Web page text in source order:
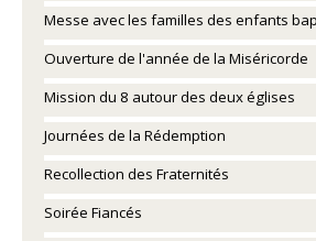
Messe avec les familles des enfants
Ouverture de l'année de la Miséricorde
Mission du 8 autour des deux églises
Journées de la Rédemption
Recollection des Fraternités
Soirée Fiancés